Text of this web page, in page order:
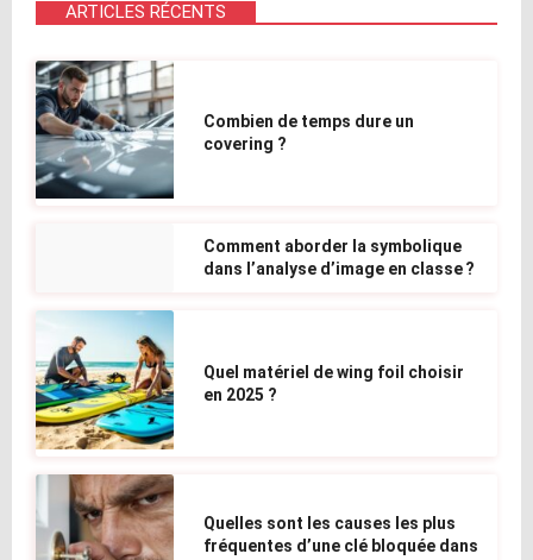
ARTICLES RÉCENTS
Combien de temps dure un
covering ?
Comment aborder la symbolique
dans l’analyse d’image en classe ?
Quel matériel de wing foil choisir
en 2025 ?
Quelles sont les causes les plus
fréquentes d’une clé bloquée dans